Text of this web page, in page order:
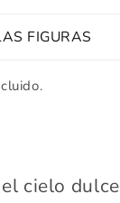
FIGURAS
cielo dulce